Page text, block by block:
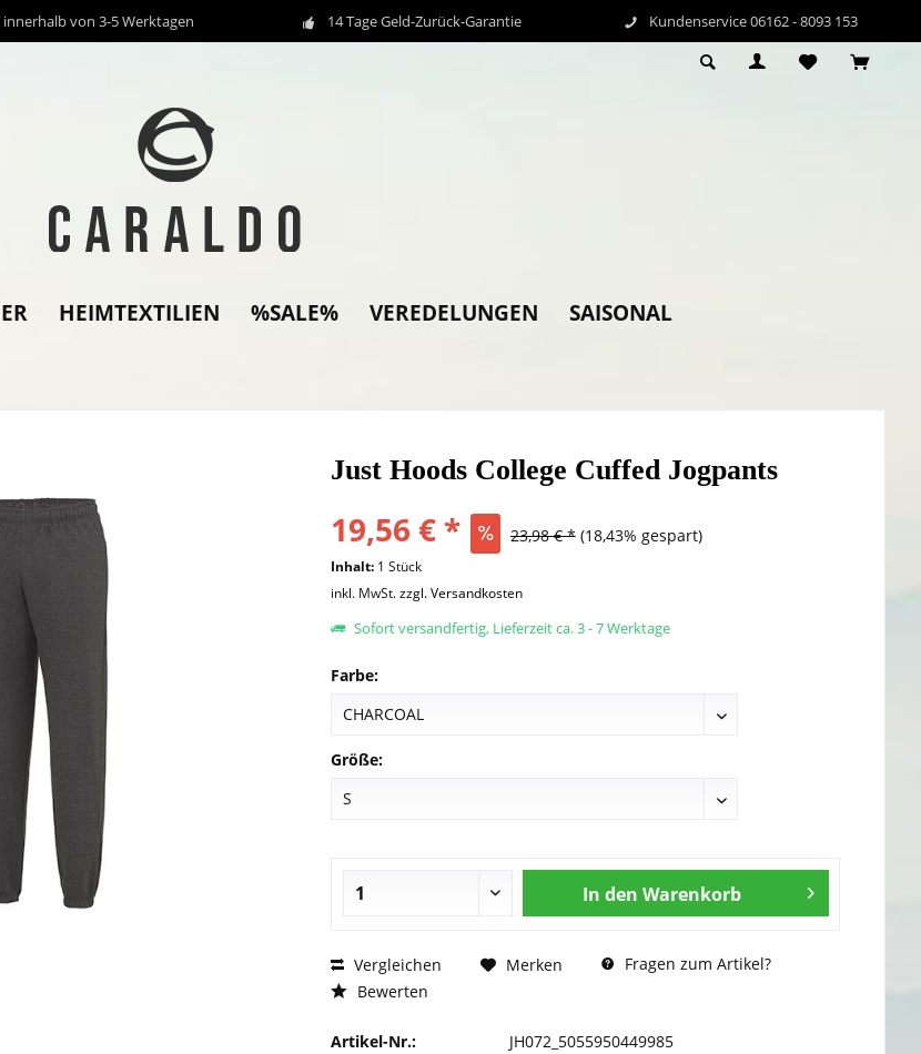
innerhalb von 3-5 Werktagen 14 Tage Geld-Zurück-Garantie Kundenservice 06162 - 8093 153
HEIMTEXTILIEN %SALE% VEREDELUNGEN SAISONAL
Just Hoods College Cuffed Jogpants
19,56 € * 23,98 € * (18,43% gespart)
Inhalt: 1 Stück
inkl. MwSt.zzgl. Versandkosten
Sofort versandfertig, Lieferzeit ca. 3 - 7 Werktage
Farbe:
Größe:
In den Warenkorb
Vergleichen Merken
Fragen zum Artikel?
Bewerten
Artikel-Nr.: JH072_5055950449985